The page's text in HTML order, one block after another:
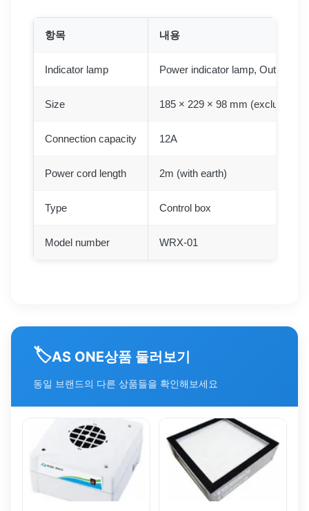
항목 내용
Indicator lamp Power indicator lamp, Output
Size 185 × 229 × 98 mm (excluding
Connection capacity 12A
Power cord length 2m (with earth)
Type Control box
Model number WRX-01
🏷️AS ONE상품 둘러보기
동일 브랜드의 다른 상품들을 확인해보세요